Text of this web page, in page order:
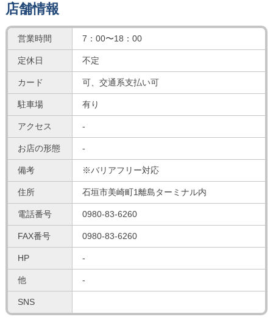
店舗情報
営業時間 7：00〜18：00
定休日 不定
カード 可、交通系支払い可
駐車場 有り
アクセス -
お店の形態 -
備考 ※バリアフリー対応
住所 石垣市美崎町1離島ターミナル内
電話番号 0980-83-6260
FAX番号 0980-83-6260
HP -
他 -
SNS